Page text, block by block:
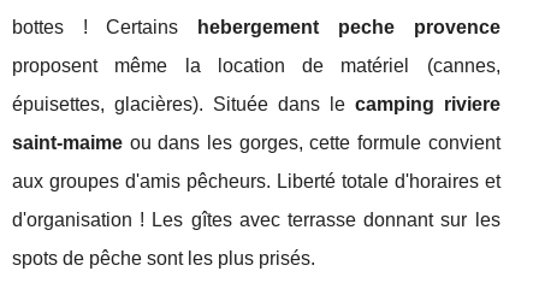
bottes ! Certains
hebergement peche provence
proposent même la location de matériel (cannes,
épuisettes, glacières). Située dans le camping riviere
saint-maime ou dans les gorges, cette formule convient
aux groupes d'amis pêcheurs. Liberté totale d'horaires et
d'organisation ! Les gîtes avec terrasse donnant sur les
spots de pêche sont les plus prisés.